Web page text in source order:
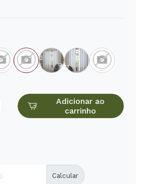
Adicionar ao
carrinho
Calcular